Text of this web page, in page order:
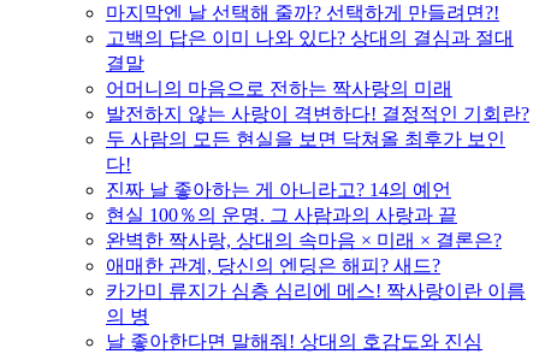
마지막엔 날 선택해 줄까? 선택하게 만들려면?!
고백의 답은 이미 나와 있다? 상대의 결심과 절대
결말
어머니의 마음으로 전하는 짝사랑의 미래
발전하지 않는 사랑이 격변하다! 결정적인 기회란?
두 사람의 모든 현실을 보면 닥쳐올 최후가 보인
다!
진짜 날 좋아하는 게 아니라고? 14의 예언
현실 100％의 운명. 그 사람과의 사랑과 끝
완벽한 짝사랑, 상대의 속마음 × 미래 × 결론은?
애매한 관계, 당신의 엔딩은 해피? 새드?
카가미 류지가 심층 심리에 메스! 짝사랑이란 이름
의 병
날 좋아한다면 말해줘! 상대의 호감도와 진심